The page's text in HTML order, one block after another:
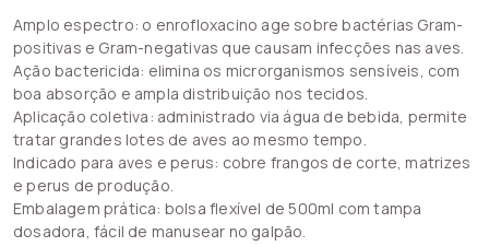
Amplo espectro: o enrofloxacino age sobre bactérias Gram-
positivas e Gram-negativas que causam infecções nas aves.
Ação bactericida: elimina os microrganismos sensíveis, com
boa absorção e ampla distribuição nos tecidos.
Aplicação coletiva: administrado via água de bebida, permite
tratar grandes lotes de aves ao mesmo tempo.
Indicado para aves e perus: cobre frangos de corte, matrizes
e perus de produção.
Embalagem prática: bolsa flexível de 500ml com tampa
dosadora, fácil de manusear no galpão.